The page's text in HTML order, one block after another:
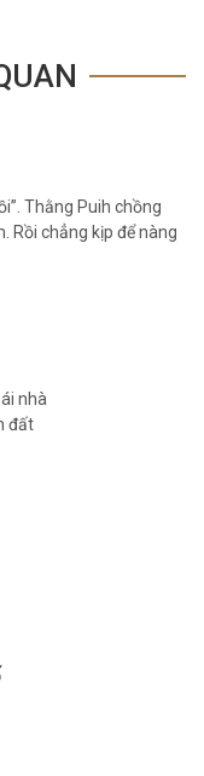
Thằng Puih chồng
Rồi chẳng kịp để nàng
nhà
đất